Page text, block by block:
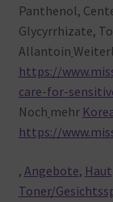
Panthenol,
Glycyrrhizate,
Allantoin
https://
care-for-
Noch mehr
https://
, Angebote,
Toner/